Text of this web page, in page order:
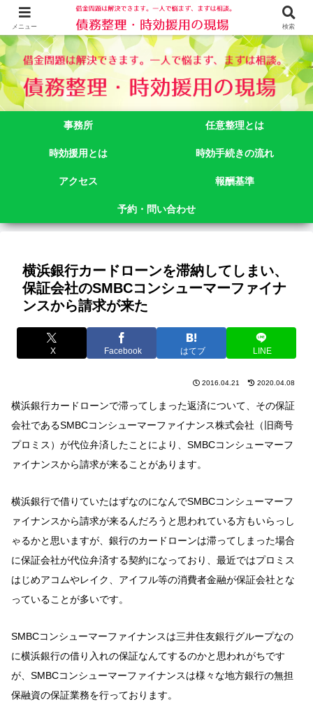
借金問題でお悩みなら司法書士法人御苑総合事務所にご相談下さい。 東京都
新宿区新宿二丁目５番１号アルテビル新宿４階 TEL:03-3356-3750
事務所 任意整理とは
時効援用とは 時効手続きの流れ
アクセス 報酬基準
予約・問い合わせ
横浜銀行カードローンを滞納してしまい、
保証会社のSMBCコンシューマーファイナ
ンスから請求が来た
X Facebook はてブ LINE
2016.04.21 2020.04.08
横浜銀行カードローンで滞ってしまった返済について、その保証
会社であるSMBCコンシューマーファイナンス株式会社（旧商号
プロミス）が代位弁済したことにより、SMBCコンシューマーフ
ァイナンスから請求が来ることがあります。
横浜銀行で借りていたはずなのになんでSMBCコンシューマーフ
ァイナンスから請求が来るんだろうと思われている方もいらっし
ゃるかと思いますが、銀行のカードローンは滞ってしまった場合
に保証会社が代位弁済する契約になっており、最近ではプロミス
はじめアコムやレイク、アイフル等の消費者金融が保証会社とな
っていることが多いです。
SMBCコンシューマーファイナンスは三井住友銀行グループなの
に横浜銀行の借り入れの保証なんてするのかと思われがちです
が、SMBCコンシューマーファイナンスは様々な地方銀行の無担
保融資の保証業務を行っております。
メニュー 検索